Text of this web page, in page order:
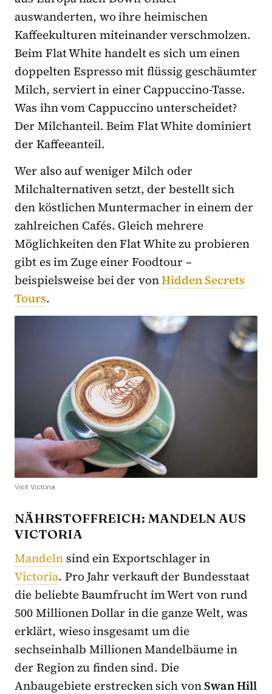
auswanderten, wo ihre heimischen
Kaffeekulturen miteinander verschmolzen.
Beim Flat White handelt es sich um einen
doppelten Espresso mit flüssig geschäumter
Milch, serviert in einer Cappuccino-Tasse.
Was ihn vom Cappuccino unterscheidet?
Der Milchanteil. Beim Flat White dominiert
der Kaffeeanteil.
Wer also auf weniger Milch oder
Milchalternativen setzt, der bestellt sich
den köstlichen Muntermacher in einem der
zahlreichen Cafés. Gleich mehrere
Möglichkeiten den Flat White zu probieren
gibt es im Zuge einer Foodtour –
beispielsweise bei der vonHidden Secrets
Tours.
Visit Victoria
NÄHRSTOFFREICH: MANDELN AUS
VICTORIA
Mandeln sind ein Exportschlager in
Victoria. Pro Jahr verkauft der Bundesstaat
die beliebte Baumfrucht im Wert von rund
500 Millionen Dollar in die ganze Welt, was
erklärt, wieso insgesamt um die
sechseinhalb Millionen Mandelbäume in
der Region zu finden sind. Die
Anbaugebiete erstrecken sich vonSwan Hill